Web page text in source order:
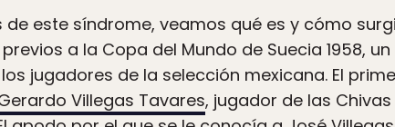
este síndrome, veamos qué es y cómo
a la Copa del Mundo de Suecia 1958, un
jugadores de la selección mexicana. El
Villegas Tavares, jugador de las Chivas